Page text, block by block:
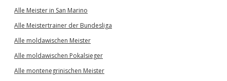
Alle Meister in San Marino
Alle Meistertrainer der Bundesliga
Alle moldawischen Meister
Alle moldawischen Pokalsieger
Alle montenegrinischen Meister